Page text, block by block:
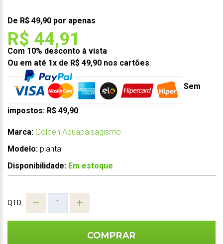
De R$ 49,90 por apenas
R$ 44,91
Com 10% desconto à vista
Ou em até 1x de R$ 49,90 nos cartões
Sem
impostos: R$ 49,90
Marca: Golden Aquapaisagismo
Modelo: planta
Disponibilidade: Em estoque
QTD
COMPRAR